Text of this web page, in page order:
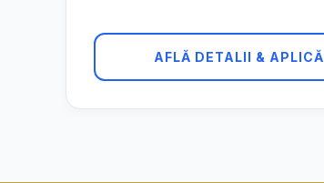
AFLĂ DETALII & APLICĂ